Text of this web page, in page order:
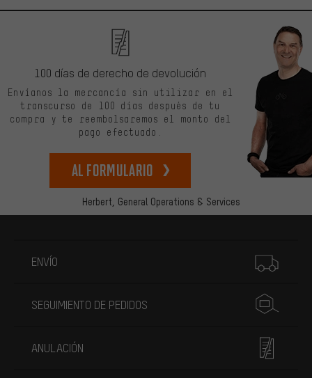
Herbert, General Operations & Services
100 días de derecho de devolución
Envíanos la mercancía sin utilizar en el
transcurso de 100 días después de tu
compra y te reembolsaremos el monto del
pago efectuado.
Al formulario
ENVÍO
SEGUIMIENTO DE PEDIDOS
ANULACIÓN